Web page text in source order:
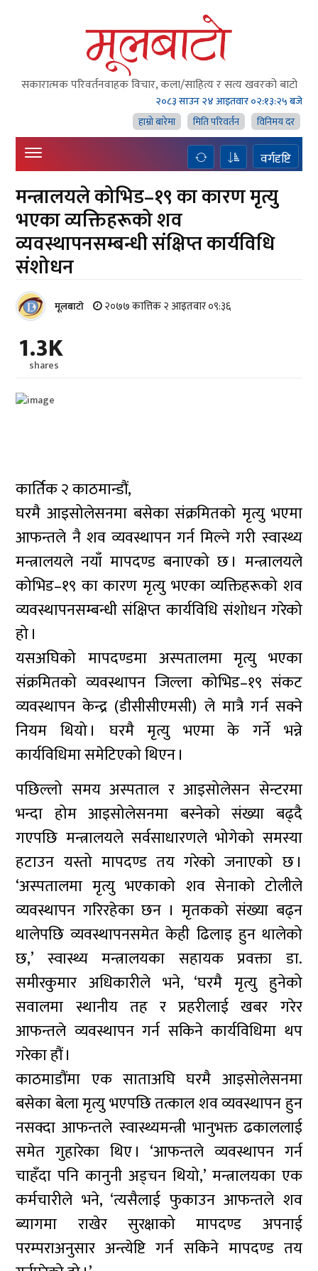
सकारात्मक परिवर्तनवाहक विचार, कला/साहित्य र सत्य खवरको बाटाे
२०८३ साउन २४ आइतवार०२:१३:२६ बजे
हाम्राे बारेमा
मिति परिवर्तन विनिमय दर
वर्गदृष्टि
मन्त्रालयले कोभिड–१९ का कारण मृत्यु
भएका व्यक्तिहरूको शव
व्यवस्थापनसम्बन्धी संक्षिप्त कार्यविधि
संशोधन
मूलबाटाे २०७७ कात्तिक २ आइतवार ०९:३६
1.3K
shares
कार्तिक २ काठमान्डौं,
घरमै आइसोलेसनमा बसेका संक्रमितको मृत्यु भएमा
आफन्तले नै शव व्यवस्थापन गर्न मिल्ने गरी स्वास्थ्य
मन्त्रालयले नयाँ मापदण्ड बनाएको छ । मन्त्रालयले
कोभिड–१९ का कारण मृत्यु भएका व्यक्तिहरूको शव
व्यवस्थापनसम्बन्धी संक्षिप्त कार्यविधि संशोधन गरेको
हो ।
यसअघिको मापदण्डमा अस्पतालमा मृत्यु भएका
संक्रमितको व्यवस्थापन जिल्ला कोभिड–१९ संकट
व्यवस्थापन केन्द्र (डीसीसीएमसी) ले मात्रै गर्न सक्ने
नियम थियो । घरमै मृत्यु भएमा के गर्ने भन्ने
कार्यविधिमा समेटिएको थिएन ।
पछिल्लो समय अस्पताल र आइसोलेसन सेन्टरमा
भन्दा होम आइसोलेसनमा बस्नेको संख्या बढ्दै
गएपछि मन्त्रालयले सर्वसाधारणले भोगेको समस्या
हटाउन यस्तो मापदण्ड तय गरेको जनाएको छ ।
‘अस्पतालमा मृत्यु भएकाको शव सेनाको टोलीले
व्यवस्थापन गरिरहेका छन । मृतकको संख्या बढ्न
थालेपछि व्यवस्थापनसमेत केही ढिलाइ हुन थालेको
छ,’ स्वास्थ्य मन्त्रालयका सहायक प्रवक्ता डा.
समीरकुमार अधिकारीले भने, ‘घरमै मृत्यु हुनेको
सवालमा स्थानीय तह र प्रहरीलाई खबर गरेर
आफन्तले व्यवस्थापन गर्न सकिने कार्यविधिमा थप
गरेका हौं ।
काठमाडौंमा एक साताअघि घरमै आइसोलेसनमा
बसेका बेला मृत्यु भएपछि तत्काल शव व्यवस्थापन हुन
नसक्दा आफन्तले स्वास्थ्यमन्त्री भानुभक्त ढकाललाई
समेत गुहारेका थिए । ‘आफन्तले व्यवस्थापन गर्न
चाहँदा पनि कानुनी अड्चन थियो,’ मन्त्रालयका एक
कर्मचारीले भने, ‘त्यसैलाई फुकाउन आफन्तले शव
ब्यागमा राखेर सुरक्षाको मापदण्ड अपनाई
परम्पराअनुसार अन्त्येष्टि गर्न सकिने मापदण्ड तय